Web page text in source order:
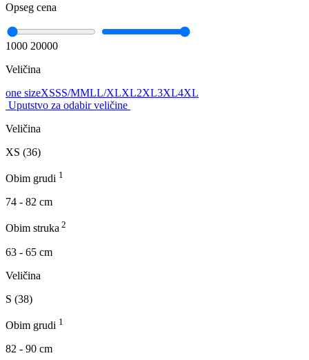
Opseg cena
1000 20000
Veličina
one sizeXSSS/MMLL/XLXL2XL3XL4XL
Uputstvo za odabir veličine
Veličina
XS (36)
Obim grudi 1
74 - 82 cm
Obim struka 2
63 - 65 cm
Veličina
S (38)
Obim grudi 1
82 - 90 cm